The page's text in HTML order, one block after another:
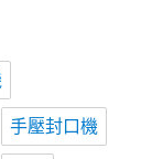
手壓封口機